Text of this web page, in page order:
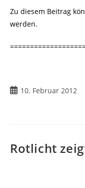
Zu diesem Beitrag
werden.
10. Februar 2012
Rotlicht